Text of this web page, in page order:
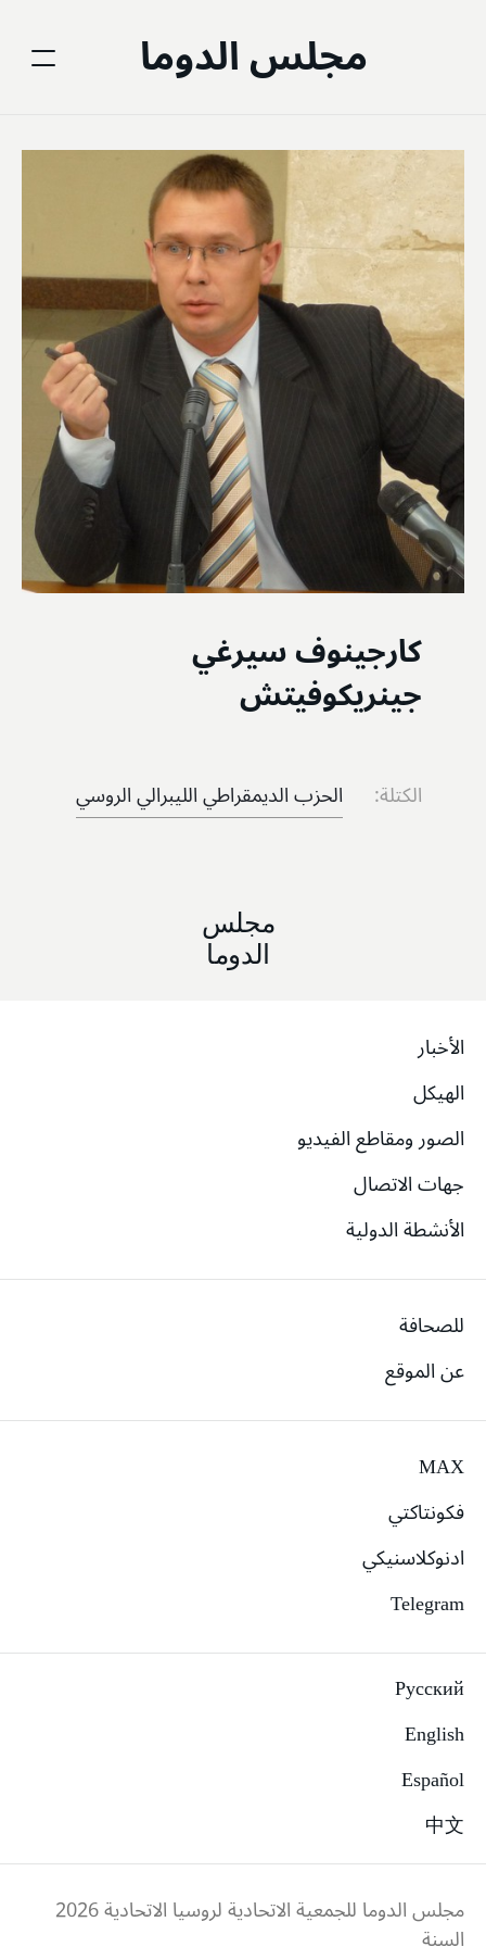
مجلس الدوما
كارجينوف سيرغي
جينريكوفيتش
الكتلة: الحزب الديمقراطي الليبرالي الروسي
مجلس
الدوما
الأخبار
الهيكل
الصور ومقاطع الفيديو
جهات الاتصال
الأنشطة الدولية
للصحافة
عن الموقع
MAX
فكونتاكتي
ادنوكلاسنيكي
Telegram
Русский
English
Español
中文
مجلس الدوما للجمعية الاتحادية لروسيا الاتحادية2026